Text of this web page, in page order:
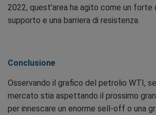
2022, quest'area ha agito come un forte
supporto e una barriera di resistenza.
Conclusione
Osservando il grafico del petrolio WTI,
mercato stia aspettando il prossimo
per innescare un enorme sell-off o una